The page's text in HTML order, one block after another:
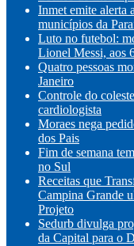
Inmet emite alerta
municípios da
Luto no futebol:
Lionel Messi, aos
Quatro pessoas
Janeiro
Controle do
cardiologista
Moraes nega
dos Pais
Fim de semana
no Sul
Receitas que
Campina Grande
Projeto
Sedurb divulga
da Capital para o